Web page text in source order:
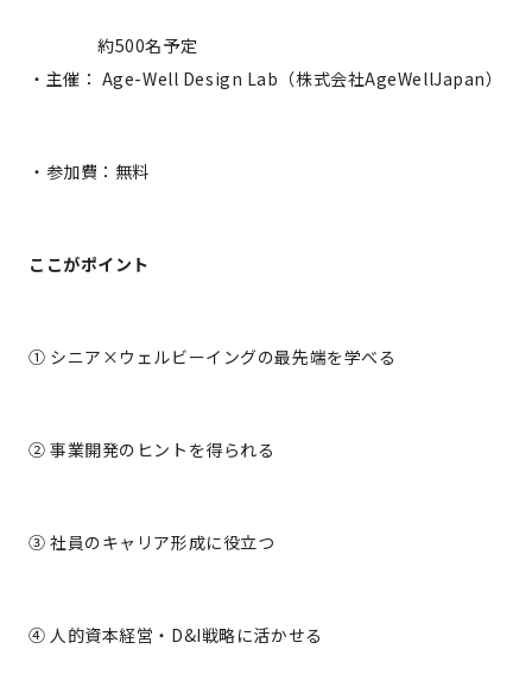
約500名予定
・主催： Age-Well Design Lab（株式会社AgeWellJapan）
・参加費：無料
ここがポイント
① シニア×ウェルビーイングの最先端を学べる
② 事業開発のヒントを得られる
③ 社員のキャリア形成に役立つ
④ 人的資本経営・D&I戦略に活かせる